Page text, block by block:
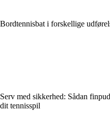
Bordtennisbat i forskellige
Serv med sikkerhed: Sådan
dit tennisspil